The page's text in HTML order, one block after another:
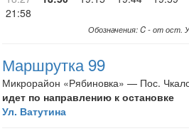
21:58
Обозначения: C - от ост.
Маршрутка 99
Микрорайон «Рябиновка» — Пос.
идет по направлению к остановке
Ул. Ватутина